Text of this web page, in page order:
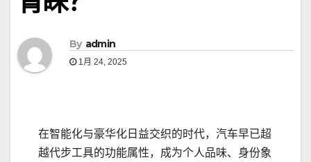
By admin
1月 24, 2025
在智能化与豪华化日益交织的时代，汽车早已超
越代步工具的功能属性，成为个人品味、身份象